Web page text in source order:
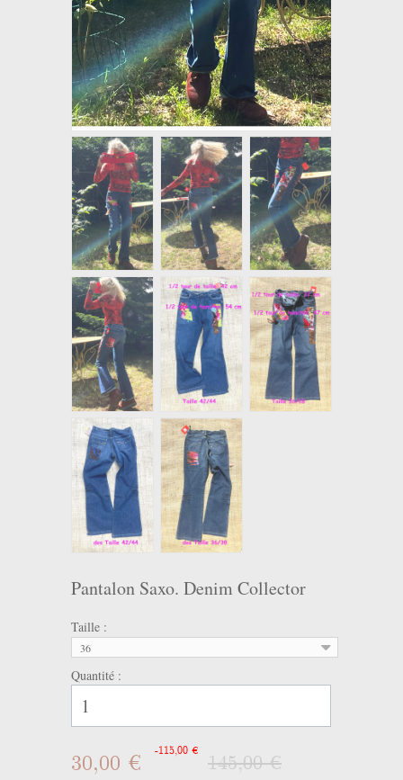
Pantalon Saxo. Denim Collector
Taille :
36
Quantité :
30,00 € -115,00 €
145,00 €